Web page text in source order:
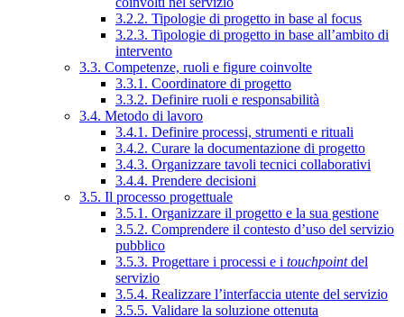
3.2.2. Tipologie di progetto in base al focus
3.2.3. Tipologie di progetto in base all’ambito di
intervento
3.3. Competenze, ruoli e figure coinvolte
3.3.1. Coordinatore di progetto
3.3.2. Definire ruoli e responsabilità
3.4. Metodo di lavoro
3.4.1. Definire processi, strumenti e rituali
3.4.2. Curare la documentazione di progetto
3.4.3. Organizzare tavoli tecnici collaborativi
3.4.4. Prendere decisioni
3.5. Il processo progettuale
3.5.1. Organizzare il progetto e la sua gestione
3.5.2. Comprendere il contesto d’uso del servizio
pubblico
3.5.3. Progettare i processi e i touchpointdel
servizio
3.5.4. Realizzare l’interfaccia utente del servizio
3.5.5. Validare la soluzione ottenuta